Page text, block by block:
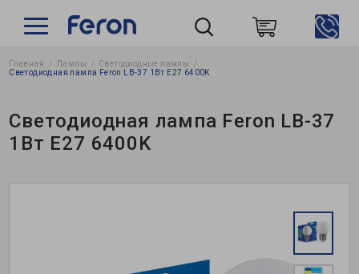
Главная Лампы
Светодиодные лампы
Светодиодная лампа Feron LB-37 1Вт E27 6400K
Светодиодная лампа Feron LB-37
1Вт E27 6400K